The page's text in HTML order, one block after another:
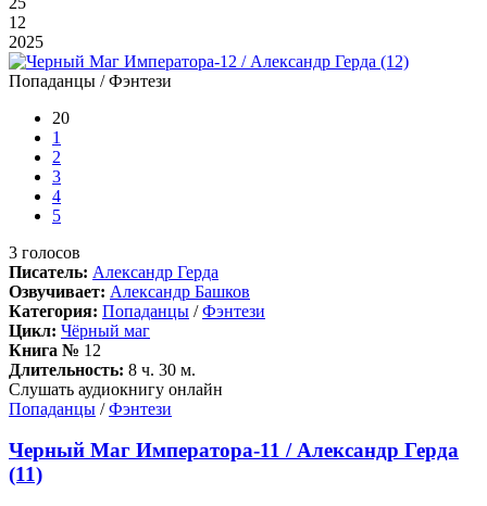
12
2025
Попаданцы / Фэнтези
20
1
2
3
4
5
3 голосов
Писатель: Александр Герда
Озвучивает: Александр Башков
Категория: Попаданцы /Фэнтези
Цикл: Чёрный маг
Книга № 12
Длительность: 8 ч. 30 м.
Слушать аудиокнигу онлайн
Попаданцы /Фэнтези
Черный Маг Императора-11 / Александр Герда
(11)